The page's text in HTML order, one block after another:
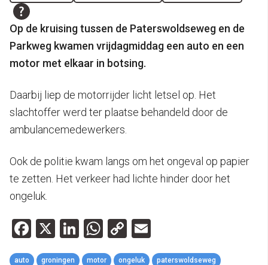
Op de kruising tussen de Paterswoldseweg en de
Parkweg kwamen vrijdagmiddag een auto en een
motor met elkaar in botsing.
Daarbij liep de motorrijder licht letsel op. Het
slachtoffer werd ter plaatse behandeld door de
ambulancemedewerkers.
Ook de politie kwam langs om het ongeval op papier
te zetten. Het verkeer had lichte hinder door het
ongeluk.
Facebook
X LinkedIn
WhatsApp
Copy
Link
auto groningen motor ongeluk paterswoldseweg